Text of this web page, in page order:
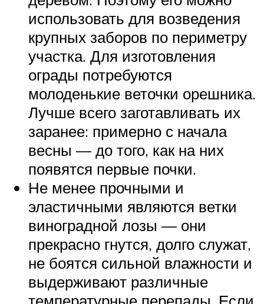
использовать для возведения
крупных заборов по периметру
участка. Для изготовления
ограды потребуются
молоденькие веточки орешника.
Лучше всего заготавливать их
заранее: примерно с начала
весны — до того, как на них
появятся первые почки.
Не менее прочными и
эластичными являются ветки
виноградной лозы — они
прекрасно гнутся, долго служат,
не боятся сильной влажности и
выдерживают различные